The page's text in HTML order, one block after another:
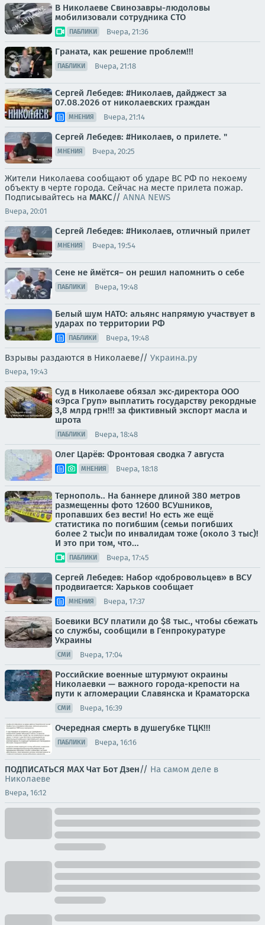
В Николаеве Свинозавры-людоловы
мобилизовали сотрудника СТО
ПАБЛИКИ Вчера, 21:36
Граната, как решение проблем!!!
ПАБЛИКИ Вчера, 21:18
Сергей Лебедев: #Николаев, дайджест за
07.08.2026 от николаевских граждан
МНЕНИЯ Вчера, 21:14
Сергей Лебедев: #Николаев, о прилете. "
МНЕНИЯ Вчера, 20:25
Жители Николаева сообщают об ударе ВС РФ по некоему
объекту в черте города. Сейчас на месте прилета пожар.
Подписывайтесь на МАКС// ANNA NEWS
Вчера, 20:01
Сергей Лебедев: #Николаев, отличный прилет
МНЕНИЯ Вчера, 19:54
Сене не ймётся– он решил напомнить о себе
ПАБЛИКИ Вчера, 19:48
Белый шум НАТО: альянс напрямую участвует в
ударах по территории РФ
ПАБЛИКИ Вчера, 19:48
Взрывы раздаются в Николаеве// Украина.ру
Вчера, 19:43
Суд в Николаеве обязал экс-директора ООО
«Эрса Груп» выплатить государству рекордные
3,8 млрд грн!!! за фиктивный экспорт масла и
шрота
ПАБЛИКИ Вчера, 18:48
Олег Царёв: Фронтовая сводка 7 августа
МНЕНИЯ Вчера, 18:18
Тернополь.. На баннере длиной 380 метров
размещенны фото 12600 ВСУшников,
пропавших без вести! Но есть же ещё
статистика по погибшим (семьи погибших
более 2 тыс)и по инвалидам тоже (около 3 тыс)!
И это при том, что...
ПАБЛИКИ Вчера, 17:45
Сергей Лебедев: Набор «добровольцев» в ВСУ
продвигается: Харьков сообщает
МНЕНИЯ Вчера, 17:37
Боевики ВСУ платили до $8 тыс., чтобы сбежать
со службы, сообщили в Генпрокуратуре
Украины
СМИ Вчера, 17:04
Российские военные штурмуют окраины
Николаевки — важного города-крепости на
пути к агломерации Славянска и Краматорска
СМИ Вчера, 16:39
Очередная смерть в душегубке ТЦК!!!
ПАБЛИКИ Вчера, 16:16
ПОДПИСАТЬСЯ МАХ Чат Бот Дзен// На самом деле в
Николаеве
Вчера, 16:12